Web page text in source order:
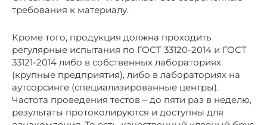
требования к материалу.
Кроме того, продукция должна проходить
регулярные испытания по ГОСТ 33120-2014 и ГОСТ
33121-2014 либо в собственных лабораториях
(крупные предприятия), либо в лабораториях на
аутсорсинге (специализированные центры).
Частота проведения тестов – до пяти раз в неделю,
результаты протоколируются и доступны для